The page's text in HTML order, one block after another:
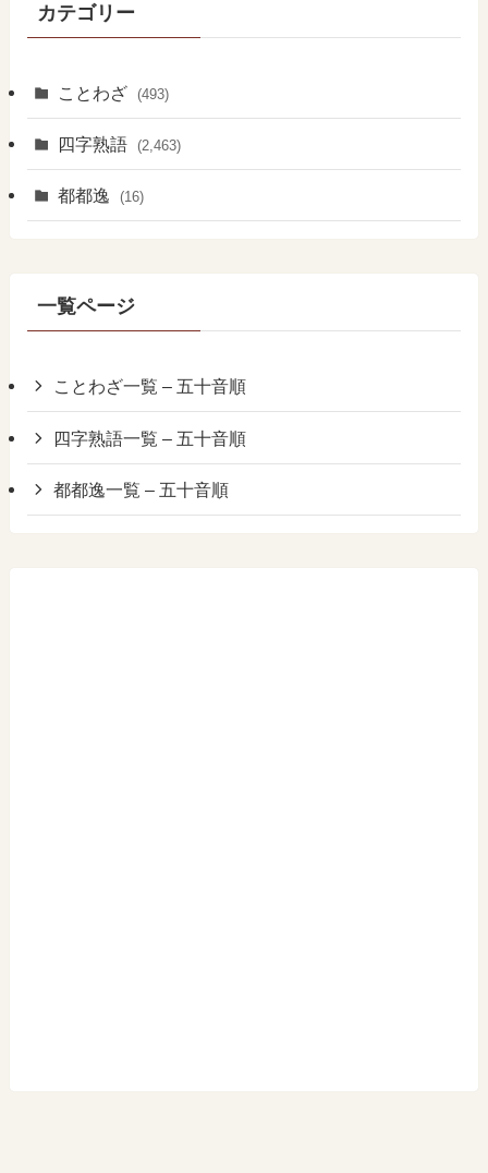
カテゴリー
ことわざ (493)
四字熟語 (2,463)
都都逸 (16)
一覧ページ
ことわざ一覧 – 五十音順
四字熟語一覧 – 五十音順
都都逸一覧 – 五十音順